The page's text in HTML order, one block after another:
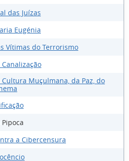
das Juízas
Eugénia
Vítimas do Terrorismo
Muçulmana, da Paz, do
a Cibercensura